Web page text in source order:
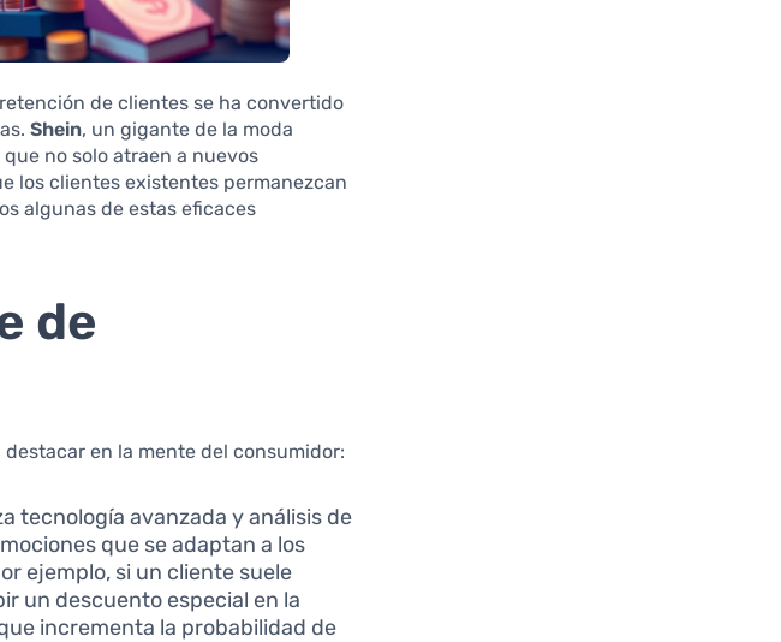
de clientes se ha convertido
Shein, un gigante de la moda
no solo atraen a nuevos
los clientes existentes permanezcan
algunas de estas eficaces
de
en la mente del consumidor:
tecnología avanzada y análisis de
que se adaptan a los
ejemplo, si un cliente suele
un descuento especial en la
incrementa la probabilidad de